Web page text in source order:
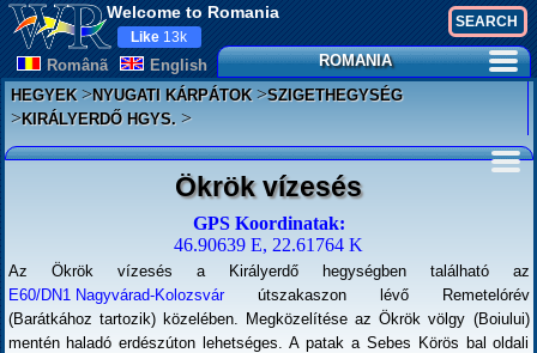
Welcome to Romania
Românã English
Like 13k
ROMANIA
HEGYEK>NYUGATI KÁRPÁTOK>SZIGETHEGYSÉG
>KIRÁLYERDŐ HGYS. >
Ökrök vízesés
GPS Koordinatak:
46.90639 E, 22.61764 K
Az Ökrök vízesés a Királyerdő hegységben található az
E60/DN1 Nagyvárad-Kolozsvárútszakaszon lévő Remetelórév
(Barátkához tartozik) közelében. Megközelítése az Ökrök völgy (Boiului)
mentén haladó erdészúton lehetséges. A patak a Sebes Körös bal oldali